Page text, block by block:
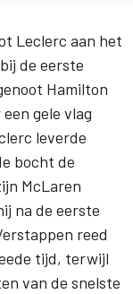
Leclerc aan het
de eerste
Hamilton
gele vlag
leverde
bocht de
McLaren
na de eerste
reed
tijd, terwijl
van de snelste